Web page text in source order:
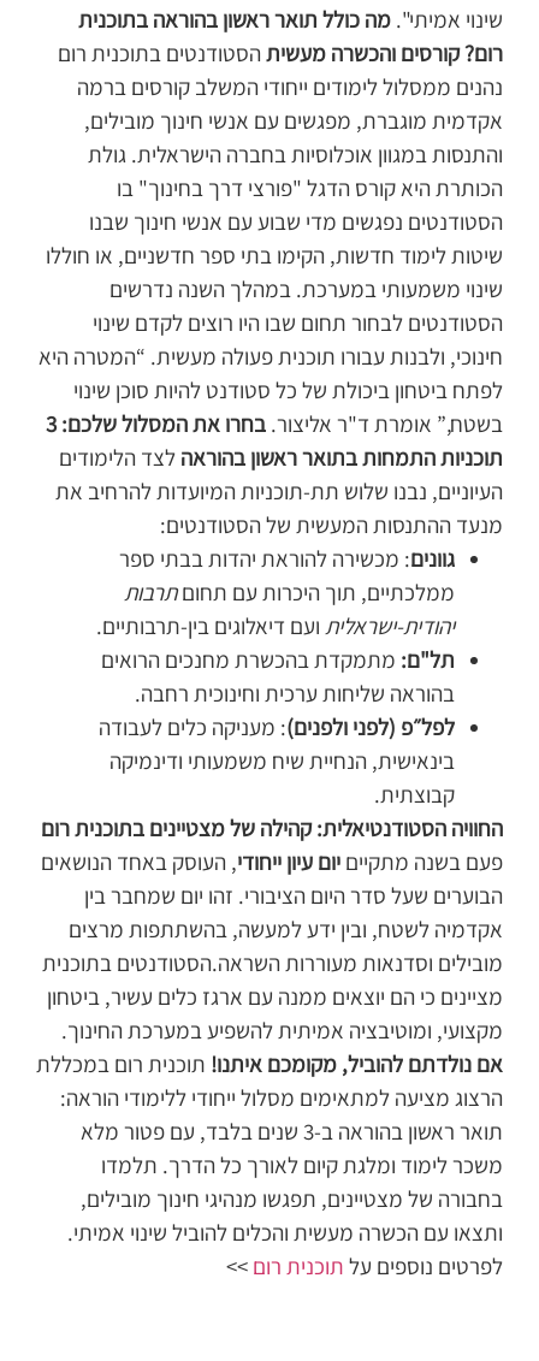
שינוי אמיתי". מה כולל תואר ראשון בהוראה בתוכנית
רום? קורסים והכשרה מעשית הסטודנטים בתוכנית רום
נהנים ממסלול לימודים ייחודי המשלב קורסים ברמה
אקדמית מוגברת, מפגשים עם אנשי חינוך מובילים,
והתנסות במגוון אוכלוסיות בחברה הישראלית. גולת
הכותרת היא קורס הדגל "פורצי דרך בחינוך" בו
הסטודנטים נפגשים מדי שבוע עם אנשי חינוך שבנו
שיטות לימוד חדשות, הקימו בתי ספר חדשניים, או חוללו
שינוי משמעותי במערכת. במהלך השנה נדרשים
הסטודנטים לבחור תחום שבו היו רוצים לקדם שינוי
חינוכי, ולבנות עבורו תוכנית פעולה מעשית. “המטרה היא
לפתח ביטחון ביכולת של כל סטודנט להיות סוכן שינוי
בשטח,” אומרת ד"ר אליצור.
בחרו את המסלול שלכם: 3
תוכניות התמחות בתואר ראשון בהוראה לצד הלימודים
העיוניים, נבנו שלוש תת-תוכניות המיועדות להרחיב את
מנעד ההתנסות המעשית של הסטודנטים:
גוונים: מכשירה להוראת יהדות בבתי ספר
ממלכתיים, תוך היכרות עם תחוםתרבות
יהודית-ישראלית ועם דיאלוגים בין-תרבותיים.
תל"ם: מתמקדת בהכשרת מחנכים הרואים
בהוראה שליחות ערכית וחינוכית רחבה.
לפל״פ (לפני ולפנים): מעניקה כלים לעבודה
בינאישית, הנחיית שיח משמעותי ודינמיקה
קבוצתית.
החוויה הסטודנטיאלית: קהילה של מצטיינים בתוכנית רום
פעם בשנה מתקיים יום עיון ייחודי, העוסק באחד הנושאים
הבוערים שעל סדר היום הציבורי. זהו יום שמחבר בין
אקדמיה לשטח, ובין ידע למעשה, בהשתתפות מרצים
מובילים וסדנאות מעוררות השראה.הסטודנטים בתוכנית
מציינים כי הם יוצאים ממנה עם ארגז כלים עשיר, ביטחון
מקצועי, ומוטיבציה אמיתית להשפיע במערכת החינוך.
אם נולדתם להוביל, מקומכם איתנו! תוכנית רום במכללת
הרצוג מציעה למתאימים מסלול ייחודי ללימודי הוראה:
תואר ראשון בהוראה ב-3 שנים בלבד, עם פטור מלא
משכר לימוד ומלגת קיום לאורך כל הדרך. תלמדו
בחבורה של מצטיינים, תפגשו מנהיגי חינוך מובילים,
ותצאו עם הכשרה מעשית והכלים להוביל שינוי אמיתי.
לפרטים נוספים על תוכנית רום >>